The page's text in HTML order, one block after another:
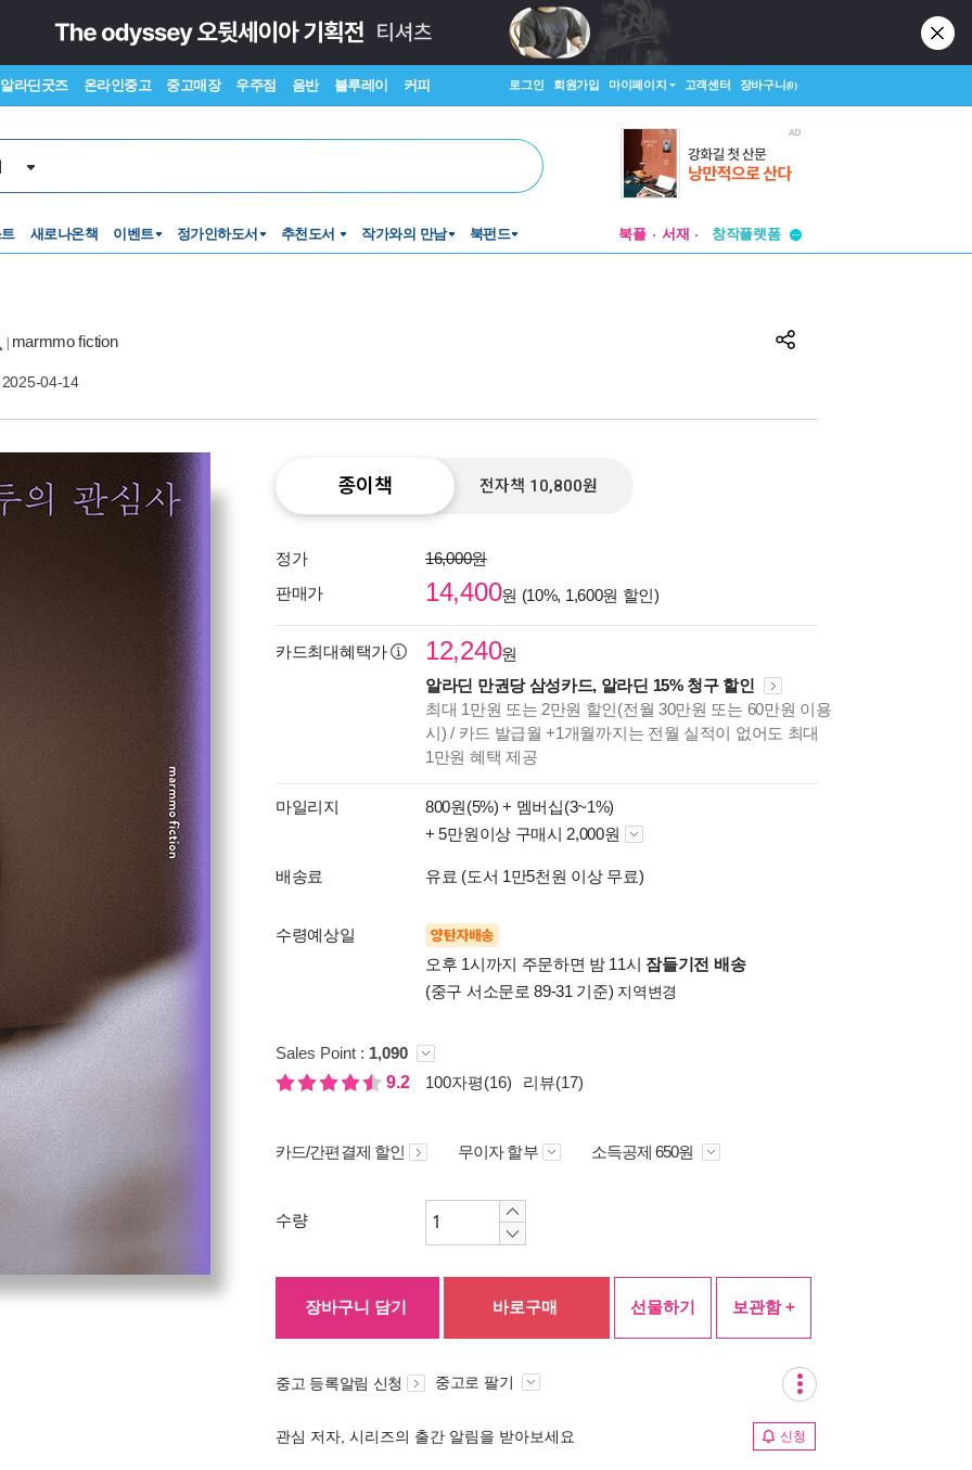
알라딘굿즈 온라인중고 중고매장 우주점 음반 블루레이 커피 로그인 회원가입 마이페이지 고객센터 장바구니(0)
새로나온책 이벤트 정가인하도서 추천도서 작가와의 만남 북펀드 북플 서재
창작플랫폼
marmmo fiction
2025-04-14
종이책 전자책 10,800원
정가
16,000원
판매가
14,400원 (10%, 1,600원 할인)
카드최대혜택가 12,240원
알라딘 만권당 삼성카드, 알라딘 15% 청구 할인
최대 1만원 또는 2만원 할인(전월 30만원 또는 60만원 이용
시) / 카드 발급월 +1개월까지는 전월 실적이 없어도 최대
1만원 혜택 제공
마일리지 800원(5%) + 멤버십(3~1%)
+ 5만원이상 구매시 2,000원
배송료 유료 (도서 1만5천원 이상 무료)
수령예상일 양탄자배송
오후 1시까지 주문하면 밤 11시 잠들기전 배송
(중구 서소문로 89-31 기준) 지역변경
Sales Point : 1,090
9.2
100자평(16) 리뷰(17)
카드/간편결제 할인 무이자 할부 소득공제 650원
수량
장바구니 담기 바로구매 선물하기 보관함 +
중고 등록알림 신청 중고로 팔기
관심 저자, 시리즈의 출간 알림을 받아보세요 신청